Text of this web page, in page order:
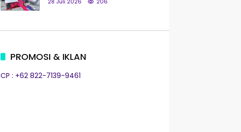
PROMOSI & IKLAN
CP : +62 822-7139-9461